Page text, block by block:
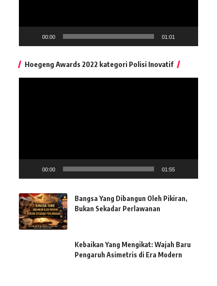
00:00 01:01
Hoegeng Awards 2022 kategori Polisi Inovatif
00:00 01:55
Bangsa Yang Dibangun Oleh Pikiran,
Bukan Sekadar Perlawanan
Kebaikan Yang Mengikat: Wajah Baru
Pengaruh Asimetris di Era Modern